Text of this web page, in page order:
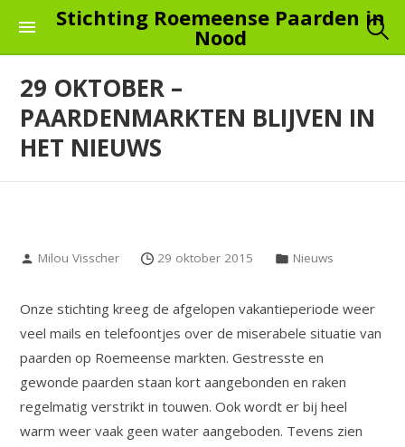
the
content
Stichting Roemeense Paarden in
Nood
29 OKTOBER –
PAARDENMARKTEN BLIJVEN IN
HET NIEUWS
Milou Visscher 29 oktober 2015 Nieuws
Onze stichting kreeg de afgelopen vakantieperiode weer
veel mails en telefoontjes over de miserabele situatie van
paarden op Roemeense markten. Gestresste en
gewonde paarden staan kort aangebonden en raken
regelmatig verstrikt in touwen. Ook wordt er bij heel
warm weer vaak geen water aangeboden. Tevens zien